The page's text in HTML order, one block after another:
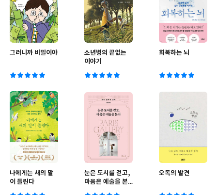
그러니까 비밀이야
소년병의 끝없는
이야기
회복하는 뇌
나에게는 새의 말
이 들린다
눈은 도시를 걷고,
마음은 예술을 본
오독의 발견